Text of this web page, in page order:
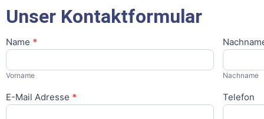
Unser Kontaktformular
Kontaktformular
Name *
Vorname Nachname
E-Mail Adresse * Telefon